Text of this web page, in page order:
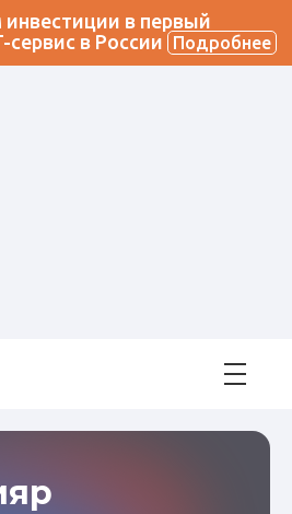
в первый
сервис в России
Подробнее